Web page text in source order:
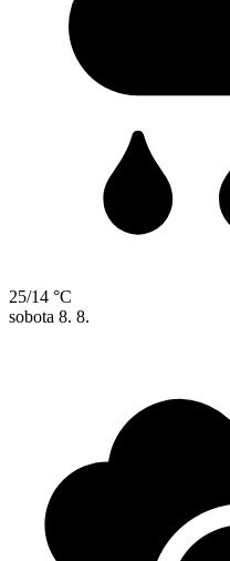
25/14 °C
sobota 8. 8.